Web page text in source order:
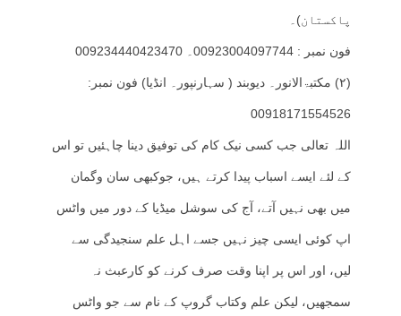
پاکستان)۔
فون نمبر : 00923004097744۔ 009234440423470
(۲) مکتبۃالانور۔ دیوبند ( سہارنپور۔ انڈیا) فون نمبر:
00918171554526
اللہ تعالی جب کسی نیک کام کی توفیق دینا چاہئیں تو اس
کے لئے ایسے اسباب پیدا کرتے ہیں، جوکبھی سان وگمان
میں بھی نہیں آتے، آج کی سوشل میڈیا کے دور میں واٹس
اپ کوئی ایسی چیز نہیں جسے اہل علم سنجیدگی سے
لیں، اور اس پر اپنا وقت صرف کرنے کو کارعبث نہ
سمجھیں، لیکن علم وکتاب گروپ کے نام سے جو واٹس